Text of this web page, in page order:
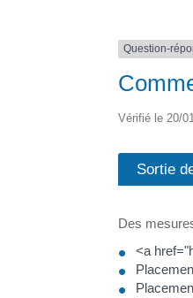
Question-
Vérifié le 20/
Sortie
Des
<a